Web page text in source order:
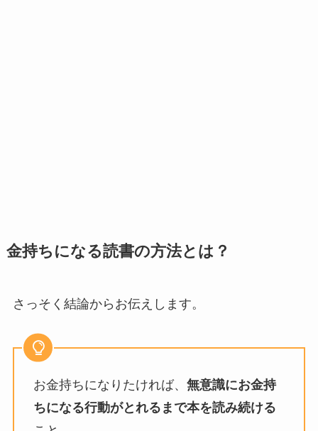
金持ちになる読書の方法とは？
さっそく結論からお伝えします。
お金持ちになりたければ、 無意識にお金持
ちになる行動がとれるまで本を読み続ける